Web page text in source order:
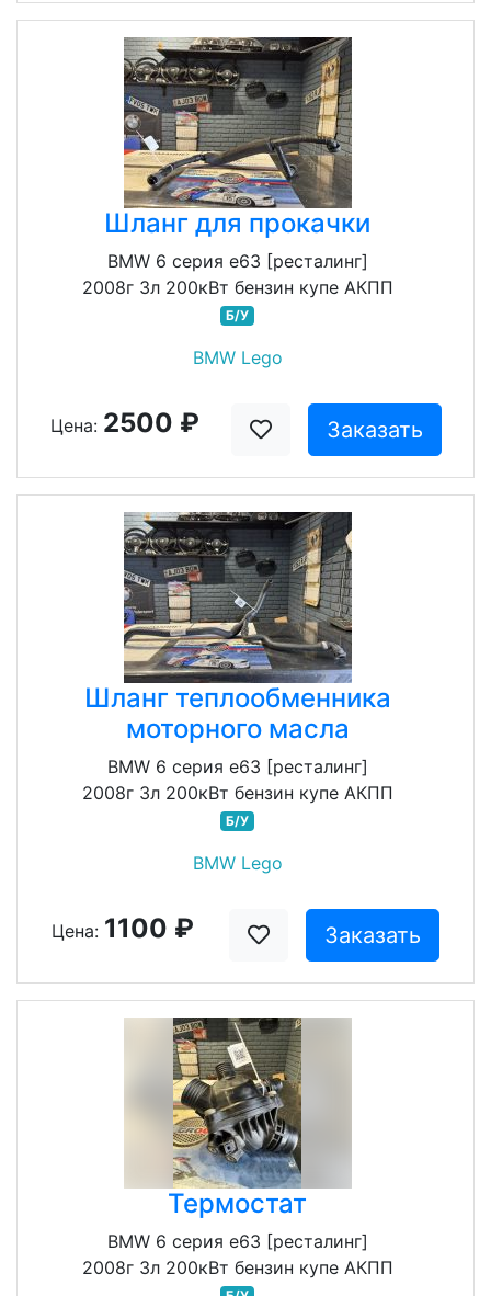
Шланг для прокачки
BMW 6 серия e63 [ресталинг]
2008г 3л 200кВт бензин купе АКПП
Б/У
BMW Lego
Цена: 2500 ₽ Заказать
Шланг теплообменника
моторного масла
BMW 6 серия e63 [ресталинг]
2008г 3л 200кВт бензин купе АКПП
Б/У
BMW Lego
Цена: 1100 ₽ Заказать
Термостат
BMW 6 серия e63 [ресталинг]
2008г 3л 200кВт бензин купе АКПП